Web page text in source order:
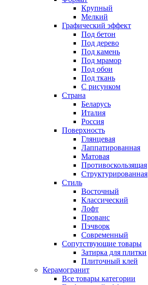
Крупный
Мелкий
Графический эффект
Под бетон
Под дерево
Под камень
Под мрамор
Под обои
Под ткань
С рисунком
Страна
Беларусь
Италия
Россия
Поверхность
Глянцевая
Лаппатированная
Матовая
Противоскользящая
Структурированная
Стиль
Восточный
Классический
Лофт
Прованс
Пэчворк
Современный
Сопутствующие товары
Затирка для плитки
Плиточный клей
Керамогранит
Все товары категории